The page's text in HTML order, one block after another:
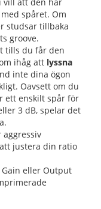
spåret. Om
studsar tillbaka
groove.
tills du får den
ihåg att lyssna
inte dina ögon
Oavsett om du
ett enskilt spår för
3 dB, spelar det
aggressiv
justera din ratio
eller Output